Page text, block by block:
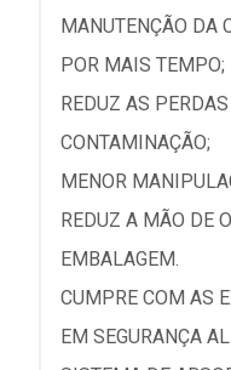
MANUTENÇÃO DA
POR MAIS TEMPO;
REDUZ AS
CONTAMINAÇÃO;
MENOR
REDUZ A MÃO DE
EMBALAGEM.
CUMPRE COM AS
EM SEGURANÇA